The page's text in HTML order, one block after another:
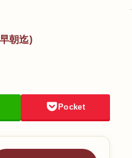
朝迄)
Pocket